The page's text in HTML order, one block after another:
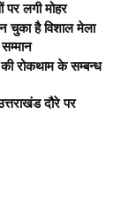
पर लगी मोहर
चुका है विशाल मेला
की रोकथाम के सम्बन्ध
दौरे पर